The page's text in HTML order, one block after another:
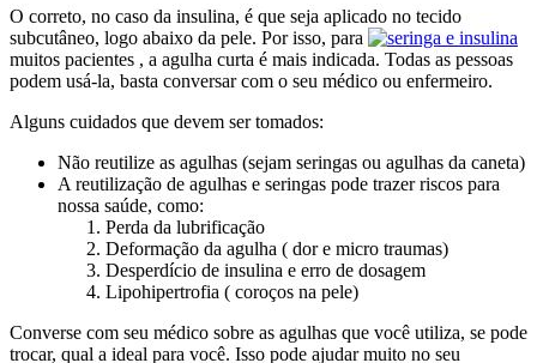
O correto, no caso da insulina, é que seja aplicado no tecido
subcutâneo, logo abaixo da pele. Por isso, para
muitos pacientes , a agulha curta é mais indicada. Todas as pessoas
podem usá-la, basta conversar com o seu médico ou enfermeiro.
Alguns cuidados que devem ser tomados:
Não reutilize as agulhas (sejam seringas ou agulhas da caneta)
A reutilização de agulhas e seringas pode trazer riscos para
nossa saúde, como:
Perda da lubrificação
Deformação da agulha ( dor e micro traumas)
Desperdício de insulina e erro de dosagem
Lipohipertrofia ( coroços na pele)
Converse com seu médico sobre as agulhas que você utiliza, se pode
trocar, qual a ideal para você. Isso pode ajudar muito no seu